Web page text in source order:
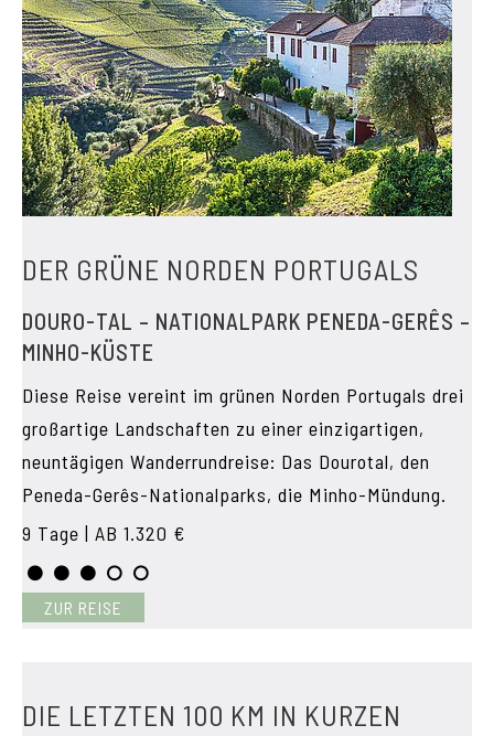
DER GRÜNE NORDEN PORTUGALS
DOURO-TAL – NATIONALPARK PENEDA-GERÊS –
MINHO-KÜSTE
Diese Reise vereint im grünen Norden Portugals drei
großartige Landschaften zu einer einzigartigen,
neuntägigen Wanderrundreise: Das Dourotal, den
Peneda-Gerês-Nationalparks, die Minho-Mündung.
9 Tage | AB 1.320 €
ZUR REISE
DIE LETZTEN 100 KM IN KURZEN